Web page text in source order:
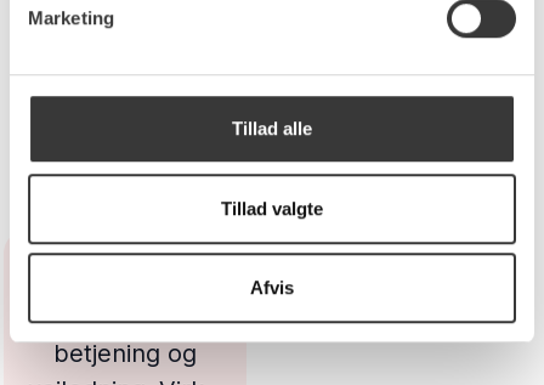
Marketing
Tillad alle
Tillad valgte
Afvis
Hvad siger vores kunder